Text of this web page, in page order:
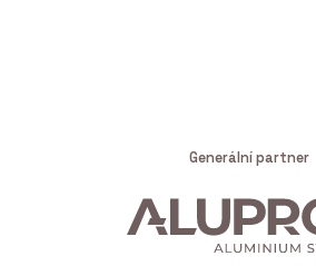
Generální partner